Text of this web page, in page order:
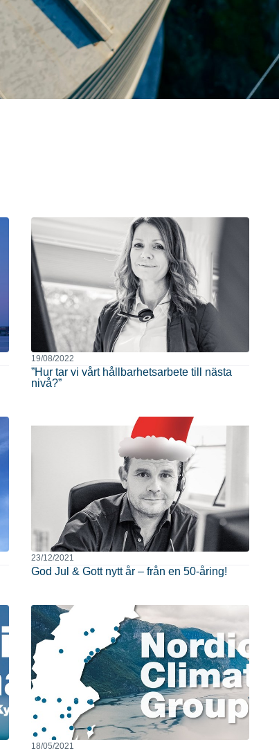
19/08/2022
”Hur tar vi vårt hållbarhetsarbete till nästa
nivå?”
23/12/2021
God Jul & Gott nytt år – från en 50-åring!
18/05/2021